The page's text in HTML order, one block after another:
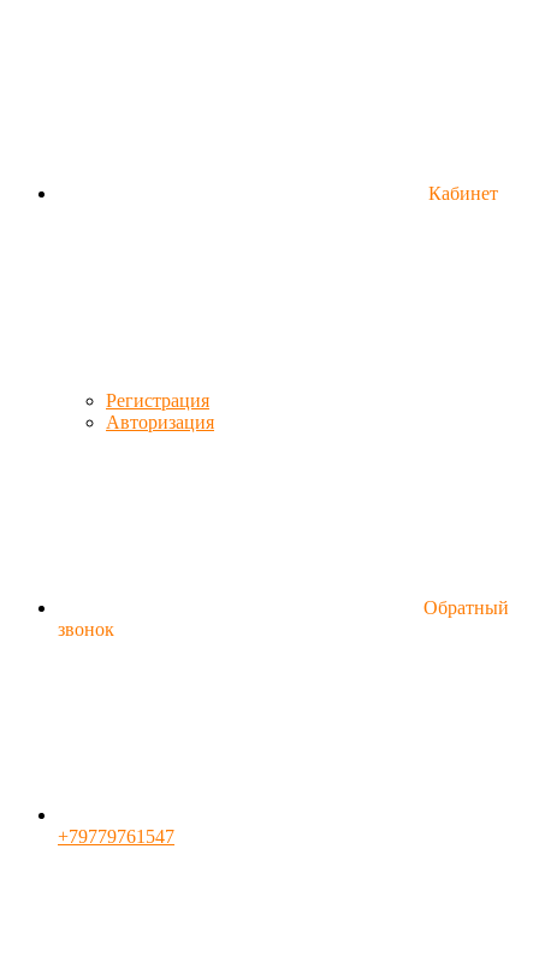
Кабинет
Регистрация
Авторизация
Обратный
звонок
+79779761547